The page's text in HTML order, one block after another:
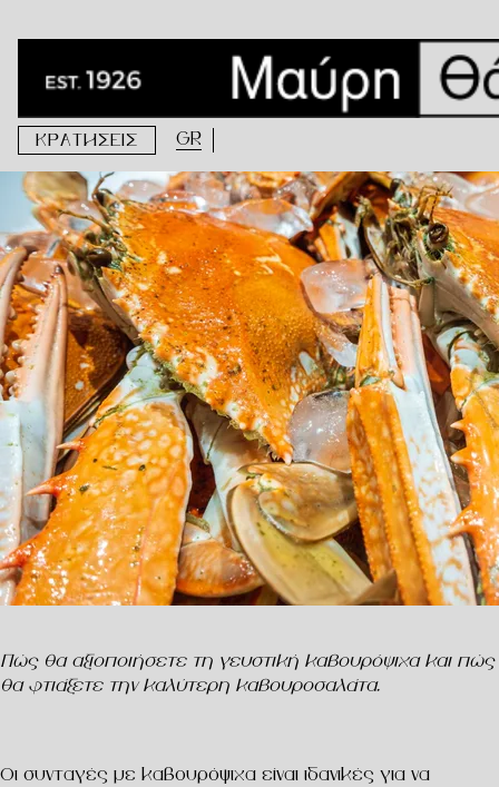
ΚΡΑΤΗΣΕΙΣ GR
Οι καλύτερες συνταγές με καβουρόψιχα
Πώς θα αξιοποιήσετε τη γευστική καβουρόψιχα και πώς
θα φτιάξετε την καλύτερη καβουροσαλάτα.
Οι συνταγές με καβουρόψιχα είναι ιδανικές για να